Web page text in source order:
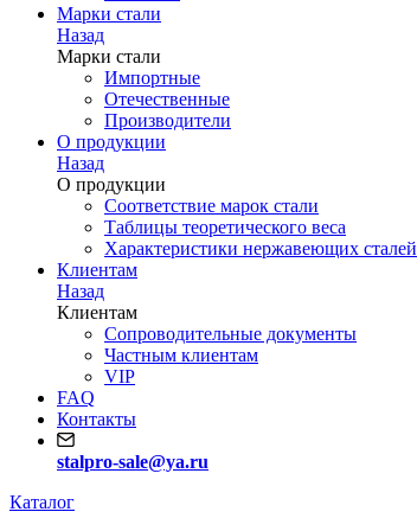
Марки стали
Назад
Марки стали
Импортные
Отечественные
Производители
О продукции
Назад
О продукции
Соответствие марок стали
Таблицы теоретического веса
Характеристики нержавеющих сталей
Клиентам
Назад
Клиентам
Сопроводительные документы
Частным клиентам
VIP
FAQ
Контакты
stalpro-sale@ya.ru
Каталог